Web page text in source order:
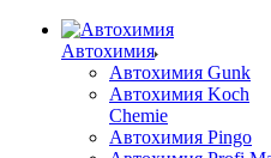
Автохимия
Автохимия Gunk
Автохимия Koch
Chemie
Автохимия Pingo